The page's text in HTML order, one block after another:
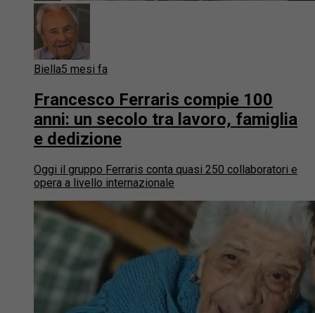
Biella5 mesi fa
Francesco Ferraris compie 100
anni: un secolo tra lavoro, famiglia
e dedizione
Oggi il gruppo Ferraris conta quasi 250 collaboratori e
opera a livello internazionale